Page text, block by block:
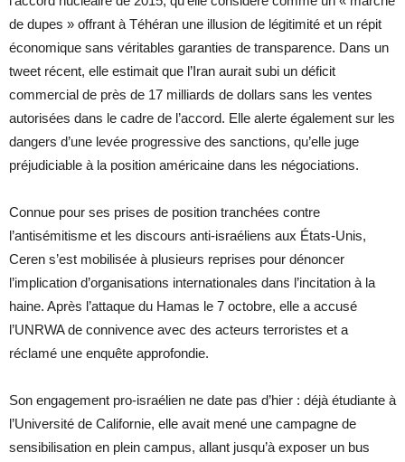
de dupes » offrant à Téhéran une illusion de légitimité et un répit
économique sans véritables garanties de transparence. Dans un
tweet récent, elle estimait que l’Iran aurait subi un déficit
commercial de près de 17 milliards de dollars sans les ventes
autorisées dans le cadre de l’accord. Elle alerte également sur les
dangers d’une levée progressive des sanctions, qu’elle juge
préjudiciable à la position américaine dans les négociations.
Connue pour ses prises de position tranchées contre
l’antisémitisme et les discours anti-israéliens aux États-Unis,
Ceren s’est mobilisée à plusieurs reprises pour dénoncer
l’implication d’organisations internationales dans l’incitation à la
haine. Après l’attaque du Hamas le 7 octobre, elle a accusé
l’UNRWA de connivence avec des acteurs terroristes et a
réclamé une enquête approfondie.
Son engagement pro-israélien ne date pas d’hier : déjà étudiante à
l’Université de Californie, elle avait mené une campagne de
sensibilisation en plein campus, allant jusqu’à exposer un bus